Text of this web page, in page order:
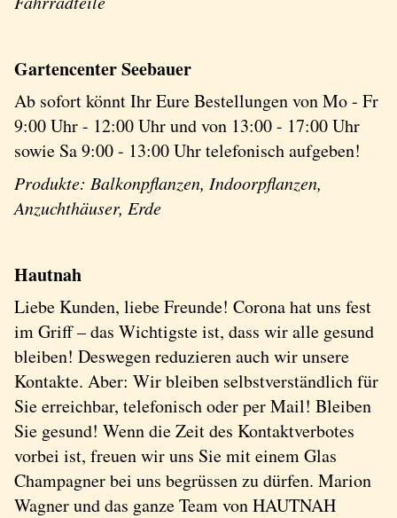
Gartencenter Seebauer
Ab sofort könnt Ihr Eure Bestellungen von Mo - Fr
9:00 Uhr - 12:00 Uhr und von 13:00 - 17:00 Uhr
sowie Sa 9:00 - 13:00 Uhr telefonisch aufgeben!
Produkte: Balkonpflanzen, Indoorpflanzen,
Anzuchthäuser, Erde
Hautnah
Liebe Kunden, liebe Freunde! Corona hat uns fest
im Griff – das Wichtigste ist, dass wir alle gesund
bleiben! Deswegen reduzieren auch wir unsere
Kontakte. Aber: Wir bleiben selbstverständlich für
Sie erreichbar, telefonisch oder per Mail! Bleiben
Sie gesund! Wenn die Zeit des Kontaktverbotes
vorbei ist, freuen wir uns Sie mit einem Glas
Champagner bei uns begrüssen zu dürfen. Marion
Wagner und das ganze Team von HAUTNAH